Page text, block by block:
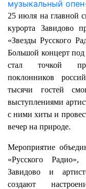
25 июля на главной
курорта Завидово
«Звезды Русского
Большой концерт
стал точкой
поклонников
тысячи гостей
выступлениями
с ними хиты и
вечер на природе.
Мероприятие
«Русского Радио»,
Завидово и
создают